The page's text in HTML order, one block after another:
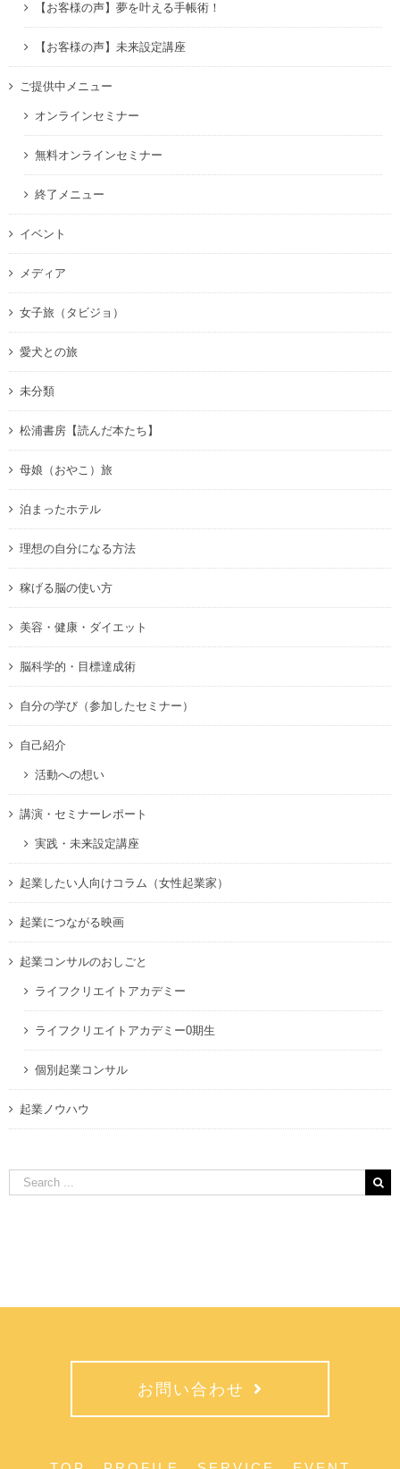
【お客様の声】夢を叶える手帳術！
【お客様の声】未来設定講座
ご提供中メニュー
オンラインセミナー
無料オンラインセミナー
終了メニュー
イベント
メディア
女子旅（タビジョ）
愛犬との旅
未分類
松浦書房【読んだ本たち】
母娘（おやこ）旅
泊まったホテル
理想の自分になる方法
稼げる脳の使い方
美容・健康・ダイエット
脳科学的・目標達成術
自分の学び（参加したセミナー）
自己紹介
活動への想い
講演・セミナーレポート
実践・未来設定講座
起業したい人向けコラム（女性起業家）
起業につながる映画
起業コンサルのおしごと
ライフクリエイトアカデミー
ライフクリエイトアカデミー0期生
個別起業コンサル
起業ノウハウ
Search
for:
お問い合わせ